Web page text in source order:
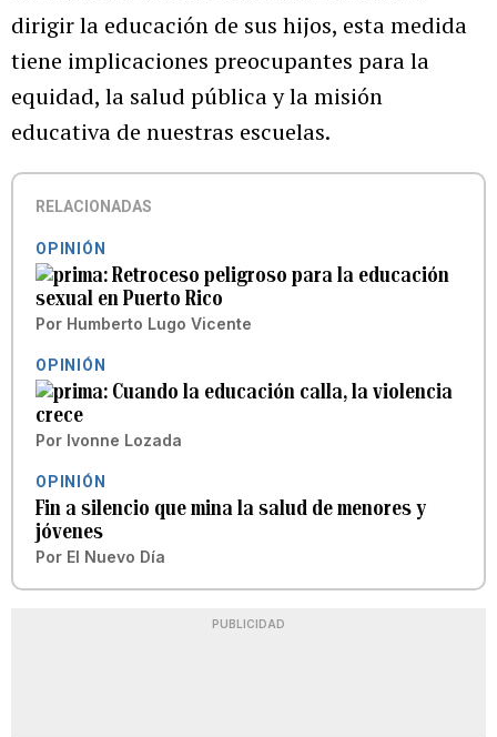
dirigir la educación de sus hijos, esta medida
tiene implicaciones preocupantes para la
equidad, la salud pública y la misión
educativa de nuestras escuelas.
RELACIONADAS
OPINIÓN
Retroceso peligroso para la educación
sexual en Puerto Rico
Por Humberto Lugo Vicente
OPINIÓN
Cuando la educación calla, la violencia
crece
Por Ivonne Lozada
OPINIÓN
Fin a silencio que mina la salud de menores y
jóvenes
Por El Nuevo Día
PUBLICIDAD